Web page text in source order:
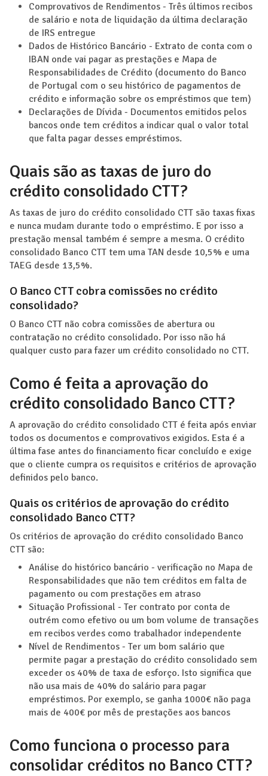
Comprovativos de Rendimentos - Três últimos recibos
de salário e nota de liquidação da última declaração
de IRS entregue
Dados de Histórico Bancário - Extrato de conta com o
IBAN onde vai pagar as prestações e Mapa de
Responsabilidades de Crédito (documento do Banco
de Portugal com o seu histórico de pagamentos de
crédito e informação sobre os empréstimos que tem)
Declarações de Dívida - Documentos emitidos pelos
bancos onde tem créditos a indicar qual o valor total
que falta pagar desses empréstimos.
Quais são as taxas de juro do
crédito consolidado CTT?
As taxas de juro do crédito consolidado CTT são taxas fixas
e nunca mudam durante todo o empréstimo. E por isso a
prestação mensal também é sempre a mesma. O crédito
consolidado Banco CTT tem uma TAN desde 10,5% e uma
TAEG desde 13,5%.
O Banco CTT cobra comissões no crédito
consolidado?
O Banco CTT não cobra comissões de abertura ou
contratação no crédito consolidado. Por isso não há
qualquer custo para fazer um crédito consolidado no CTT.
Como é feita a aprovação do
crédito consolidado Banco CTT?
A aprovação do crédito consolidado CTT é feita após enviar
todos os documentos e comprovativos exigidos. Esta é a
última fase antes do financiamento ficar concluído e exige
que o cliente cumpra os requisitos e critérios de aprovação
definidos pelo banco.
Quais os critérios de aprovação do crédito
consolidado Banco CTT?
Os critérios de aprovação do crédito consolidado Banco
CTT são:
Análise do histórico bancário - verificação no Mapa de
Responsabilidades que não tem créditos em falta de
pagamento ou com prestações em atraso
Situação Profissional - Ter contrato por conta de
outrém como efetivo ou um bom volume de transações
em recibos verdes como trabalhador independente
Nível de Rendimentos - Ter um bom salário que
permite pagar a prestação do crédito consolidado sem
exceder os 40% de taxa de esforço. Isto significa que
não usa mais de 40% do salário para pagar
empréstimos. Por exemplo, se ganha 1000€ não paga
mais de 400€ por mês de prestações aos bancos
Como funciona o processo para
consolidar créditos no Banco CTT?